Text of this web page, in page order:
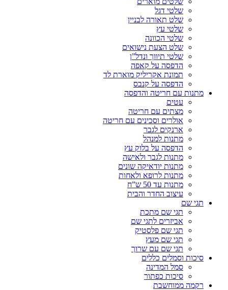
שלטי דגל
שלט תאורה לבניין
שלטי עץ
שלטי הכוונה
שלט הצעת נישואים
שלטי תיווך ונדל”ן
הדפסה על קאפה
תמונת אקריליק מוארת לד
הדפסה על קנבס
מתנות עם חריטה והדפסה
עטים
מצתים עם חריטה
אולרים וסכינים עם חריטה
ארנקים לגבר
מתנות למנהל
הדפסה על בלוק עץ
מתנות לגבר ולאישה
מתנות יודאיקה שונים
מתנות לרופא ולאחות
מתנות עד 50 ש”ח
עיצוב החדר והבית
תגי שם
תגי שם מתכת
אביזרים לתגי שם
תגי שם פלסטיק
תגי שם מעץ
תגי שם עם שרוך
סיכות וסמלים כללים
סמל המדינה
סיכות כפתור
רקמה ממוחשבת